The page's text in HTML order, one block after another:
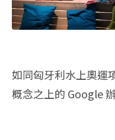
如同匈牙利水上奧運
概念之上的 Google